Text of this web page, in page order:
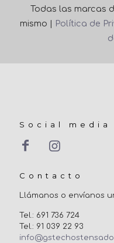
Todas las marcas
mismo |
Política de
Social media
Contacto
Llámanos o envíanos
Tel.: 691 736 724
Tel.: 91 039 22 93